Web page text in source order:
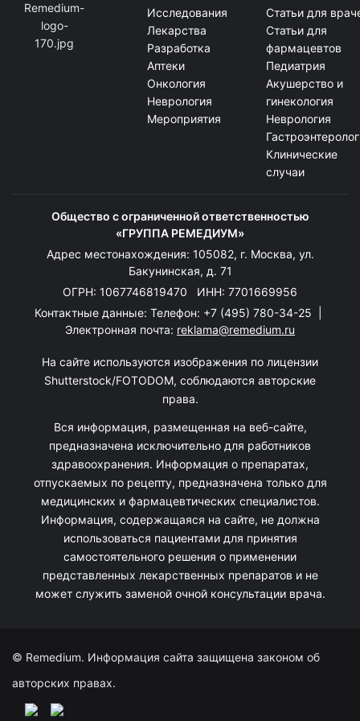
Исследования
Лекарства
Разработка
Аптеки
Онкология
Неврология
Мероприятия
Статьи для
Статьи для
фармацевтов
Педиатрия
Акушерство и
гинекология
Неврология
Клинические
случаи
Общество с ограниченной ответственностью
«ГРУППА РЕМЕДИУМ»
Адрес местонахождения: 105082, г. Москва, ул.
Бакунинская, д. 71
ОГРН: 1067746819470 ИНН: 7701669956
Контактные данные: Телефон: +7 (495) 780-34-25
Электронная почта: reklama@remedium.ru
На сайте используются изображения по лицензии
Shutterstock/FOTODOM, соблюдаются авторские
права.
Вся информация, размещенная на веб-сайте,
предназначена исключительно для работников
здравоохранения. Информация о препаратах,
отпускаемых по рецепту, предназначена только для
медицинских и фармацевтических специалистов.
Информация, содержащаяся на сайте, не должна
использоваться пациентами для принятия
самостоятельного решения о применении
представленных лекарственных препаратов и не
может служить заменой очной консультации врача.
© Remedium. Информация сайта защищена законом об
авторских правах.